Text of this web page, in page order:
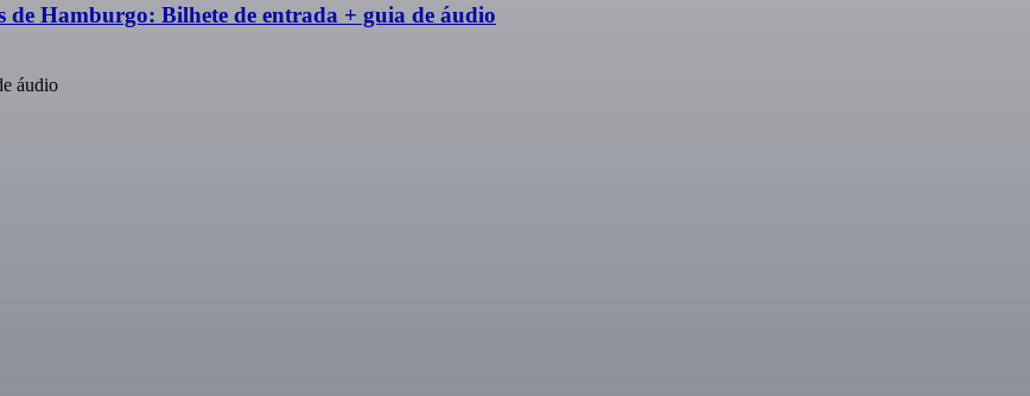
de Hamburgo: Bilhete de entrada + guia de áudio
áudio